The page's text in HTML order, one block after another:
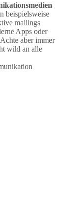
beispielsweise
mailings
Apps oder
aber immer
wild an alle